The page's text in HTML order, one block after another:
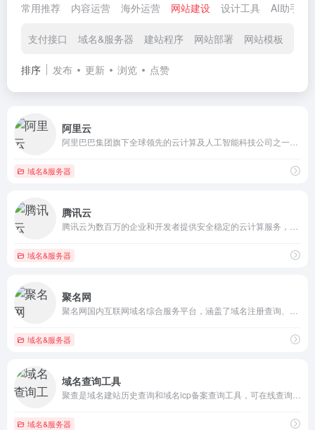
常用推荐 内容运营 海外运营 网站建设 设计工具 AI助手
支付接口 域名&服务器 建站程序 网站部署 网站模板
排序 发布 更新 浏览 点赞
阿里云
域名&服务器
腾讯云
域名&服务器
聚名网
域名&服务器
域名查询工具
域名&服务器